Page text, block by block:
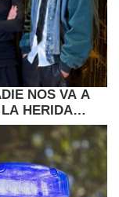
NOS VA A
LA HERIDA